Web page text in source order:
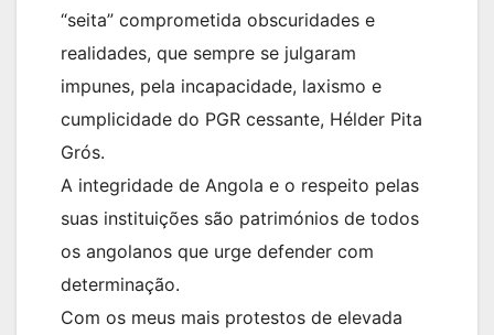
“seita” comprometida obscuridades e
realidades, que sempre se julgaram
impunes, pela incapacidade, laxismo e
cumplicidade do PGR cessante, Hélder Pita
Grós.
A integridade de Angola e o respeito pelas
suas instituições são patrimónios de todos
os angolanos que urge defender com
determinação.
Com os meus mais protestos de elevada